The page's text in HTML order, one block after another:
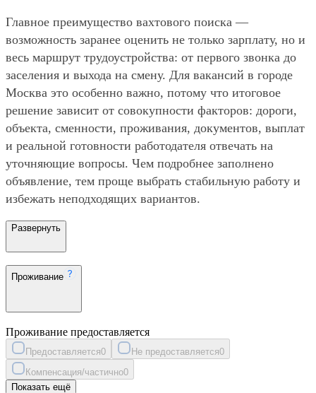
Главное преимущество вахтового поиска —
возможность заранее оценить не только зарплату, но и
весь маршрут трудоустройства: от первого звонка до
заселения и выхода на смену. Для вакансий в городе
Москва это особенно важно, потому что итоговое
решение зависит от совокупности факторов: дороги,
объекта, сменности, проживания, документов, выплат
и реальной готовности работодателя отвечать на
уточняющие вопросы. Чем подробнее заполнено
объявление, тем проще выбрать стабильную работу и
избежать неподходящих вариантов.
Развернуть
Проживание
Проживание предоставляется
Предоставляется0 Не предоставляется0
Компенсация/частично0
Показать ещё